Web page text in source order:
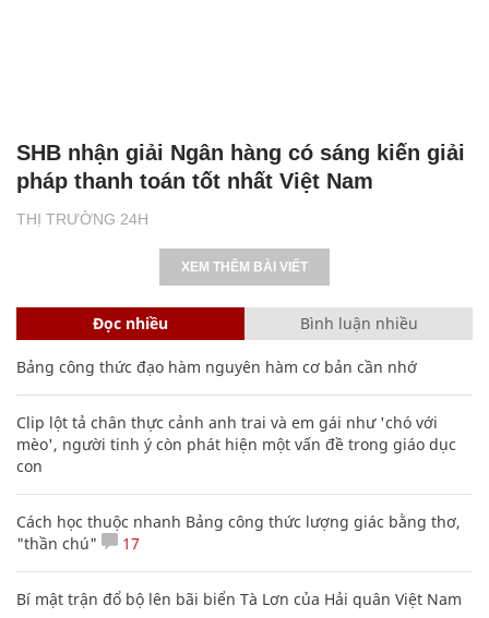
THỊ TRƯỜNG 24H
SHB nhận giải Ngân hàng có sáng kiến giải
pháp thanh toán tốt nhất Việt Nam
XEM THÊM BÀI VIẾT
Đọc nhiều Bình luận nhiều
Bảng công thức đạo hàm nguyên hàm cơ bản cần nhớ
Clip lột tả chân thực cảnh anh trai và em gái như 'chó với
mèo', người tinh ý còn phát hiện một vấn đề trong giáo dục
con
Cách học thuộc nhanh Bảng công thức lượng giác bằng thơ,
"thần chú"
17
Bí mật trận đổ bộ lên bãi biển Tà Lơn của Hải quân Việt Nam